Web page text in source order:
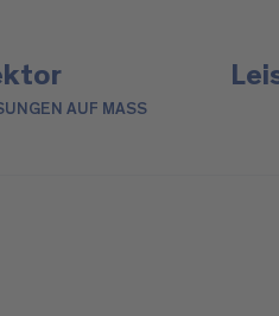
AUF MASS